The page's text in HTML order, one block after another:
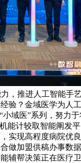
，推进人工智能手
验？金域医学为人
域医”系列，努
计较取智能阐发
实现高程度病院优
做加盟供稿办事
辅帮决策正在医疗